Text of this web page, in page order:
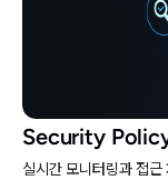
Security
실시간 모니터링과 접